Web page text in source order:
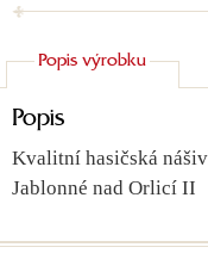
Popis výrobku
Popis
Kvalitní hasičská
Jablonné nad Orlicí II